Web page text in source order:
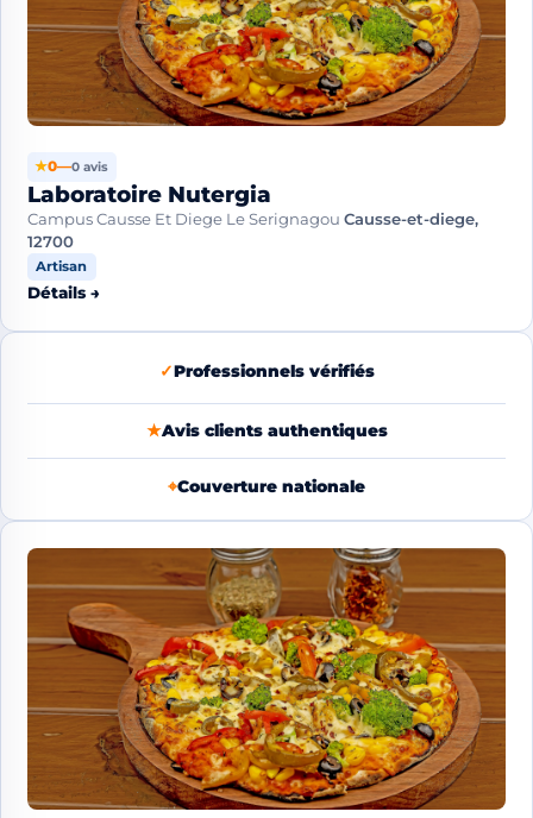
★0—0 avis
Laboratoire Nutergia
Campus Causse Et Diege Le Serignagou Causse-et-diege,
12700
Artisan
Détails →
✓Professionnels vérifiés
★Avis clients authentiques
⌖Couverture nationale